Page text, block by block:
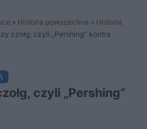
» Historia powszechna » Historia
czołg, czyli „Pershing” kontra
czyli „Pershing”